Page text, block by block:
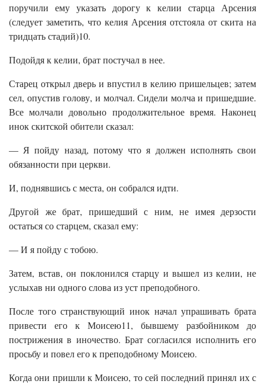
поручили ему указать дорогу к келии старца Арсения
(следует заметить, что келия Арсения отстояла от скита на
тридцать стадий)10.
Подойдя к келии, брат постучал в нее.
Старец открыл дверь и впустил в келию пришельцев; затем
сел, опустив голову, и молчал. Сидели молча и пришедшие.
Все молчали довольно продолжительное время. Наконец
инок скитской обители сказал:
— Я пойду назад, потому что я должен исполнять свои
обязанности при церкви.
И, поднявшись с места, он собрался идти.
Другой же брат, пришедший с ним, не имея дерзости
остаться со старцем, сказал ему:
— И я пойду с тобою.
Затем, встав, он поклонился старцу и вышел из келии, не
услыхав ни одного слова из уст преподобного.
После того странствующий инок начал упрашивать брата
привести его к Моисею11, бывшему разбойником до
пострижения в иночество. Брат согласился исполнить его
просьбу и повел его к преподобному Моисею.
Когда они пришли к Моисею, то сей последний принял их с